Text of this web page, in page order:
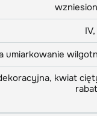
umiarkowanie
kwiat